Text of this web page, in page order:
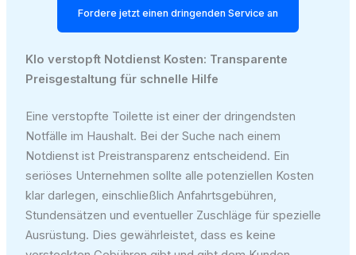
Fordere jetzt einen dringenden Service an
Klo verstopft Notdienst Kosten: Transparente
Preisgestaltung für schnelle Hilfe
Eine verstopfte Toilette ist einer der dringendsten
Notfälle im Haushalt. Bei der Suche nach einem
Notdienst ist Preistransparenz entscheidend. Ein
seriöses Unternehmen sollte alle potenziellen Kosten
klar darlegen, einschließlich Anfahrtsgebühren,
Stundensätzen und eventueller Zuschläge für spezielle
Ausrüstung. Dies gewährleistet, dass es keine